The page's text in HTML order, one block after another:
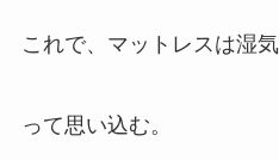
これで、マットレスは湿
って思い込む。